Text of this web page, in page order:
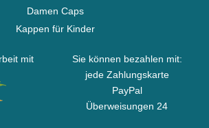
Damen Caps
Kappen für Kinder
mit
Sie können bezahlen mit:
jede Zahlungskarte
PayPal
Überweisungen 24